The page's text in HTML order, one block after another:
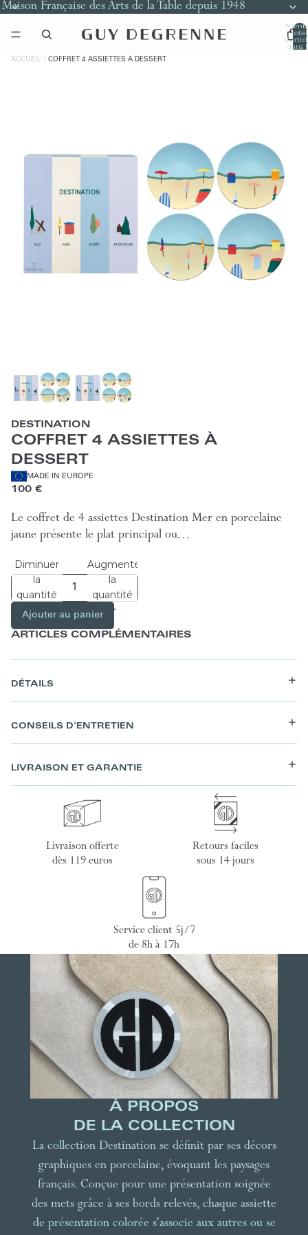
Maison Française des Arts de la Table depuis 1948
total
dans
ACCUEIL COFFRET 4 ASSIETTES À DESSERT
DESTINATION
COFFRET 4 ASSIETTES À
DESSERT
MADE IN EUROPE
100 €
Le coffret de 4 assiettes Destination Mer en porcelaine
jaune présente le plat principal ou…
Lire plus
Diminuer
la
quantité
Augmenter
la
quantité
Ajouter au panier
ARTICLES COMPLÉMENTAIRES
DÉTAILS
CONSEILS D’ENTRETIEN
LIVRAISON ET GARANTIE
Livraison offerte
dès 119 euros
Retours faciles
sous 14 jours
Service client 5j/7
de 8h à 17h
À PROPOS
DE LA COLLECTION
La collection Destination se définit par ses décors
graphiques en porcelaine, évoquant les paysages
français. Conçue pour une présentation soignée
des mets grâce à ses bords relevés, chaque assiette
de présentation colorée s'associe aux autres ou se